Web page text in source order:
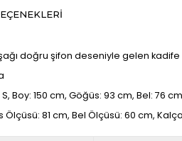
doğru şifon deseniyle gelen
Boy: 150 cm, Göğüs: 93 cm, Bel: 76
Ölçüsü: 81 cm, Bel Ölçüsü: 60 cm,